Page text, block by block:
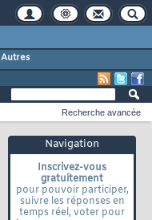
Autres
Recherche avancée
Navigation
Inscrivez-vous
gratuitement
pour pouvoir participer,
suivre les réponses en
temps réel, voter pour